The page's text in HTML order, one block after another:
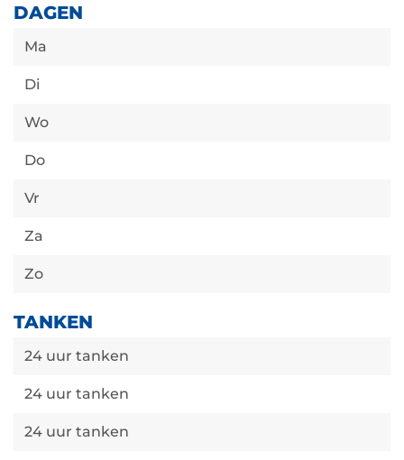
DAGEN
Ma
Di
Wo
Do
Vr
Za
Zo
TANKEN
24 uur tanken
24 uur tanken
24 uur tanken